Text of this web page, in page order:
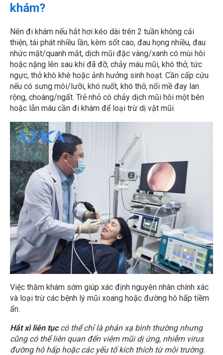
khám?
Nên đi khám nếu hắt hơi kéo dài trên 2 tuần không cải
thiện, tái phát nhiều lần, kèm sốt cao, đau họng nhiều, đau
nhức mặt/quanh mắt, dịch mũi đặc vàng/xanh có mùi hôi
hoặc nặng lên sau khi đã đỡ, chảy máu mũi, khó thở, tức
ngực, thở khò khè hoặc ảnh hưởng sinh hoạt. Cần cấp cứu
nếu có sưng môi/lưỡi, khó nuốt, khó thở, nổi mề đay lan
rộng, choáng/ngất. Trẻ nhỏ có chảy dịch mũi hôi một bên
hoặc lẫn máu cần đi khám để loại trừ dị vật mũi.
Việc thăm khám sớm giúp xác định nguyên nhân chính xác
và loại trừ các bệnh lý mũi xoang hoặc đường hô hấp tiềm
ẩn.
Hắt xì liên tụccó thể chỉ là phản xạ bình thường nhưng
cũng có thể liên quan đến viêm mũi dị ứng, nhiễm virus
đường hô hấp hoặc các yếu tố kích thích từ môi trường.